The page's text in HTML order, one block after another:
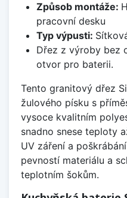
Způsob montáže:
pracovní desku
Typ výpusti:
Dřez z výroby bez
otvor pro baterii.
Tento granitový dřez
žulového písku s
vysoce kvalitním
snadno snese teploty
UV záření a
pevností materiálu a
teplotním šokům.